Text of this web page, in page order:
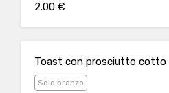
2.00 €
Toast con prosciutto cotto
Solo pranzo